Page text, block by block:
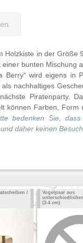
Holzkiste in der Größe
einer bunten Mischung
Berry“ wird eigens in
nachhaltiges
Piratenparty.
können Farben, Form
bedenken Sie,
daher keinen
/
Vogelpaar aus
(3-4 cm)